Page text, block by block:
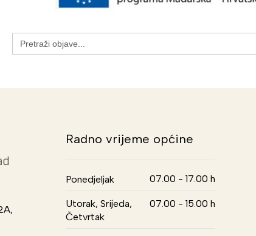
Search
for:
Radno vrijeme općine
Ponedjeljak 07.00 - 17.00 h
Utorak, Srijeda,
Četvrtak
07.00 - 15.00 h